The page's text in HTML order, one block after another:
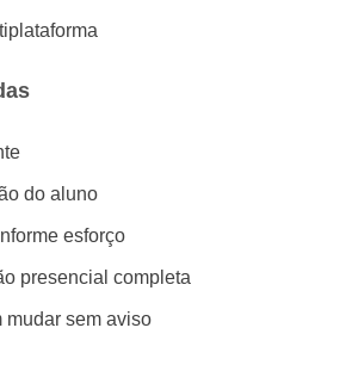
do aluno
esforço
presencial completa
mudar sem aviso